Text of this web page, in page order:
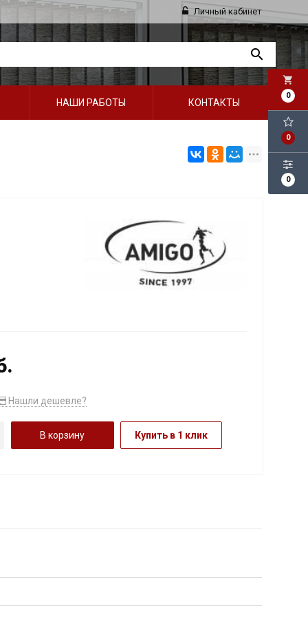
Личный кабинет
НАШИ РАБОТЫ КОНТАКТЫ
local_grocery_store
0
0
0
Нашли дешевле?
В корзину Купить в 1 клик